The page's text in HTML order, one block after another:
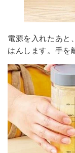
電源を入れたあと
はんします。手を